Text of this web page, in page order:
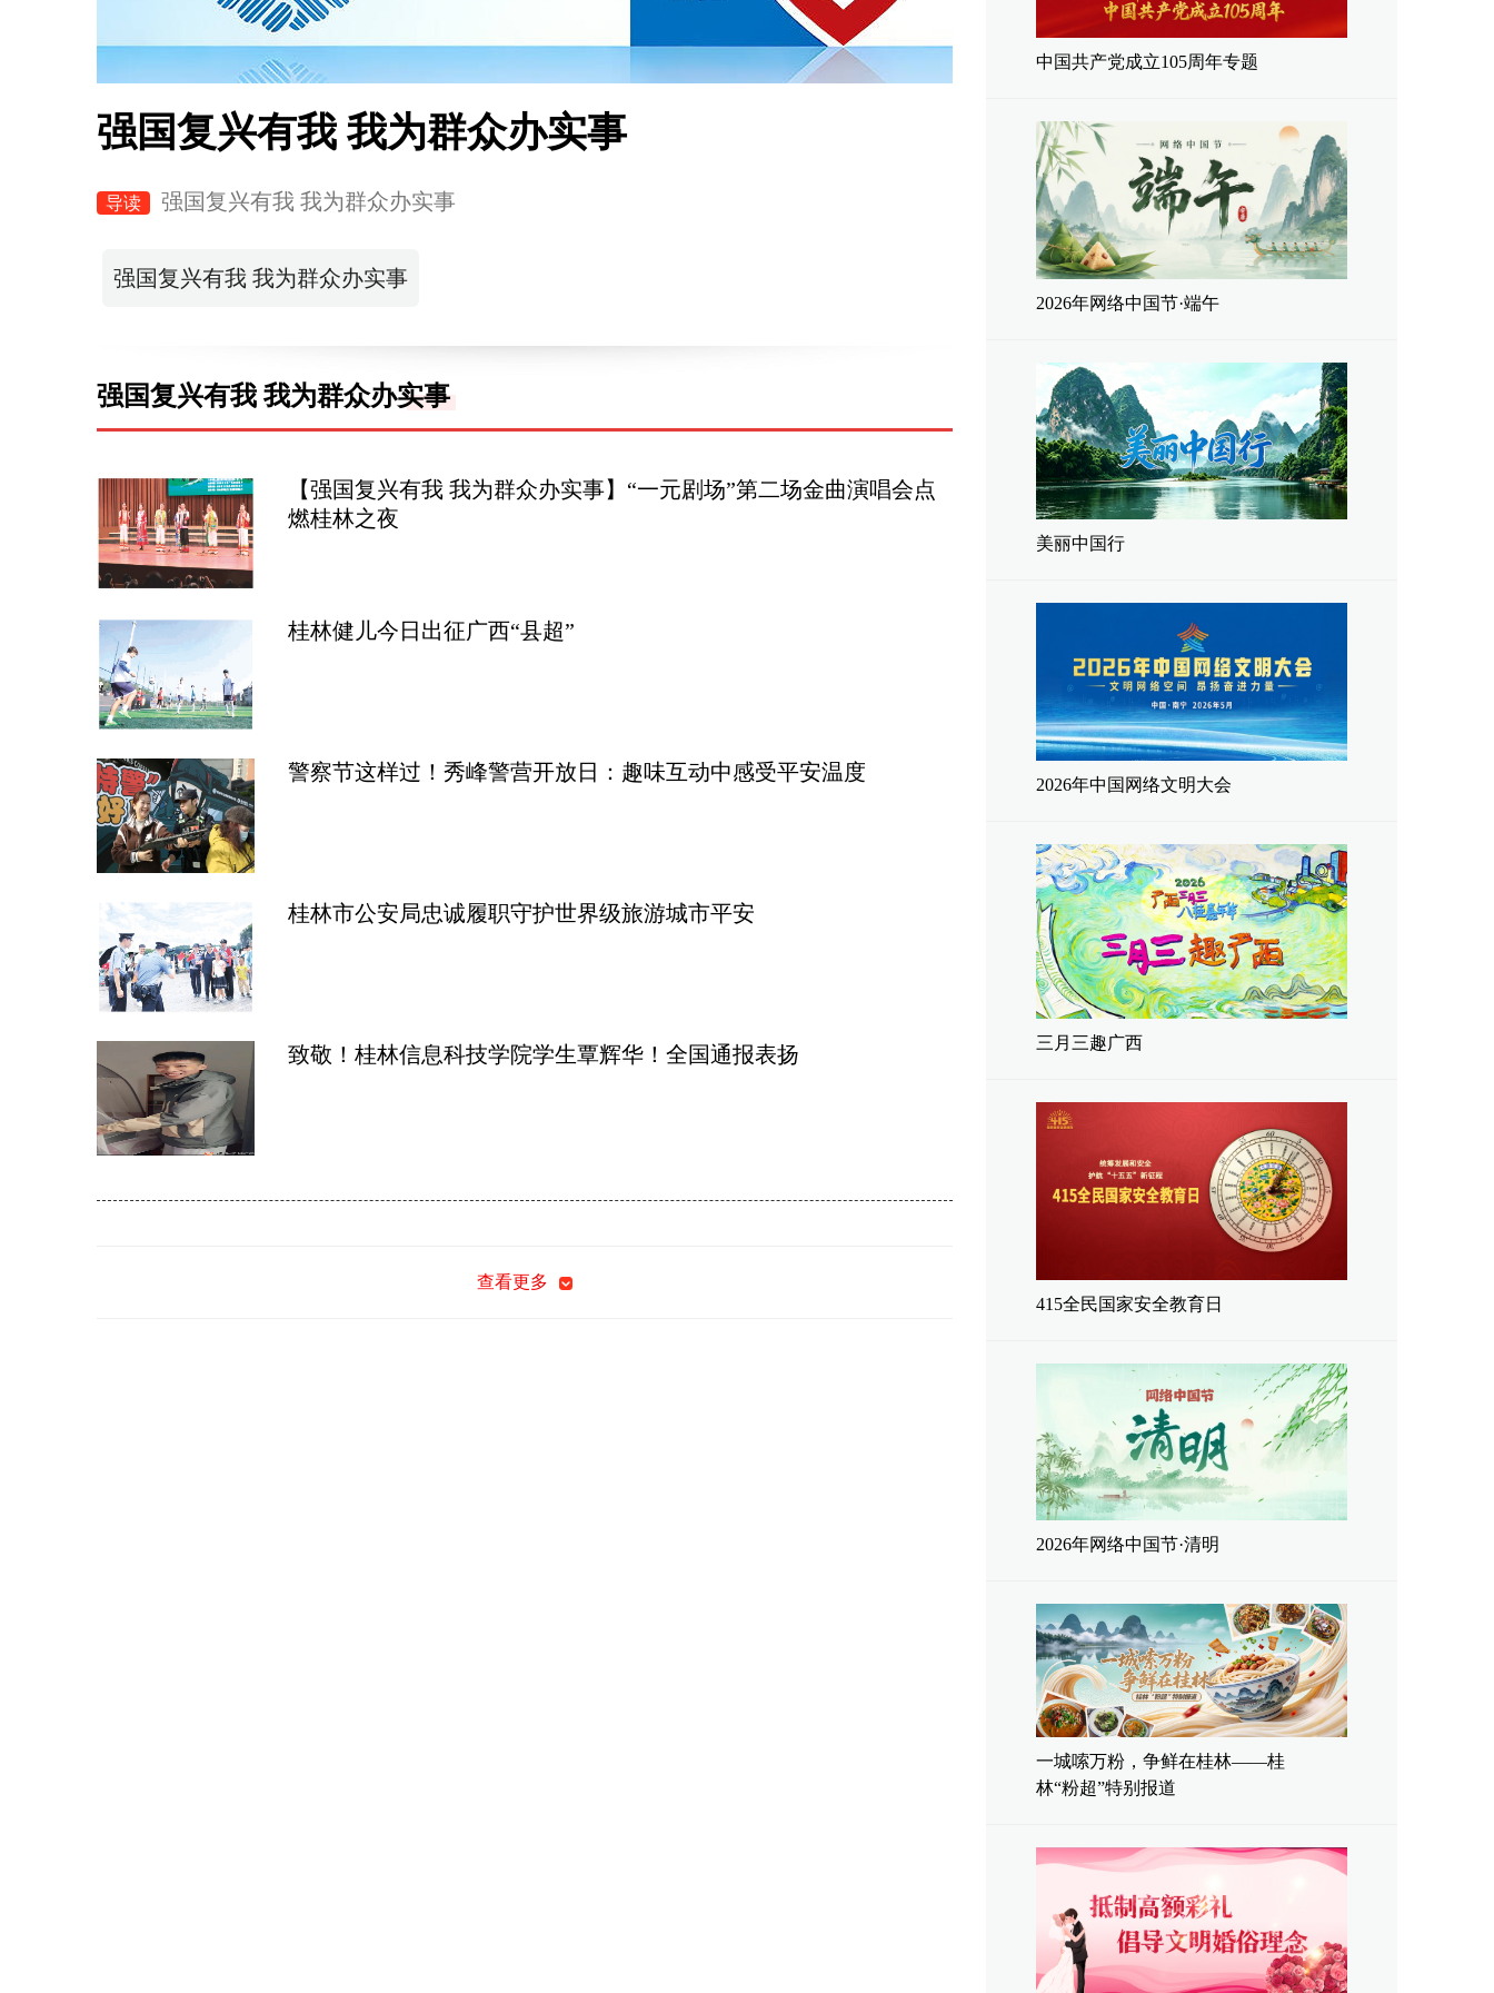
强国复兴有我 我为群众办实事
导读 强国复兴有我 我为群众办实事
强国复兴有我 我为群众办实事
强国复兴有我 我为群众办实事
【强国复兴有我 我为群众办实事】“一元剧场”第二场金曲演唱会点
燃桂林之夜
桂林健儿今日出征广西“县超”
警察节这样过！秀峰警营开放日：趣味互动中感受平安温度
桂林市公安局忠诚履职守护世界级旅游城市平安
致敬！桂林信息科技学院学生覃辉华！全国通报表扬
查看更多
中国共产党成立105周年专题
2026年网络中国节·端午
美丽中国行
2026年中国网络文明大会
三月三趣广西
415全民国家安全教育日
2026年网络中国节·清明
一城嗦万粉，争鲜在桂林——桂
林“粉超”特别报道